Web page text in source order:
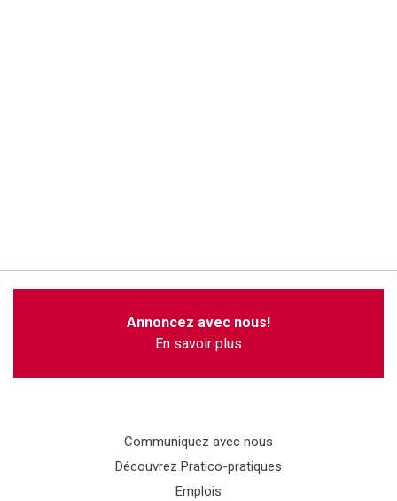
Annoncez avec nous!
En savoir plus
Communiquez avec nous
Découvrez Pratico-pratiques
Emplois